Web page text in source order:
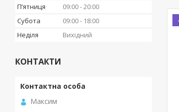
Пʼятниця
09:00 20:00
Субота
09:00
18:00
Неділя
Вихідний
КОНТАКТИ
Максим